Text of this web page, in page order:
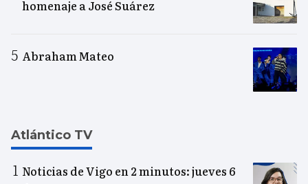
homenaje a José Suárez
Abraham Mateo
Atlántico TV
Noticias de Vigo en 2 minutos: jueves 6